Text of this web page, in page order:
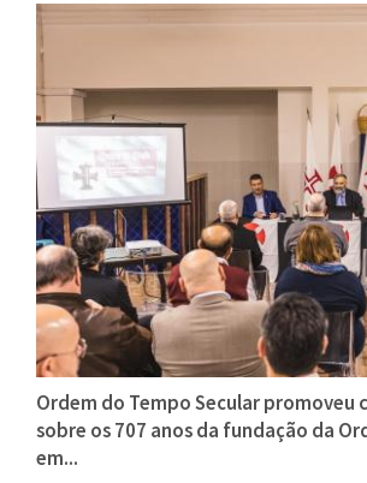
Ordem do Tempo Secular promoveu
sobre os 707 anos da fundação da
em...